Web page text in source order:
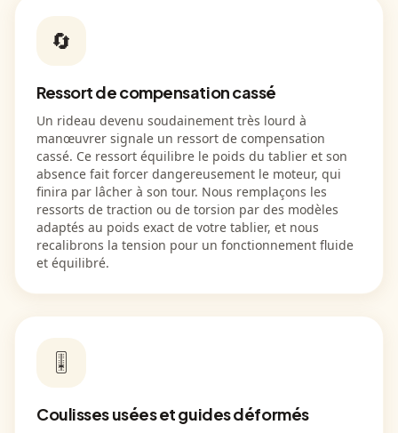
🔄
Ressort de compensation cassé
Un rideau devenu soudainement très lourd à
manœuvrer signale un ressort de compensation
cassé. Ce ressort équilibre le poids du tablier et son
absence fait forcer dangereusement le moteur, qui
finira par lâcher à son tour. Nous remplaçons les
ressorts de traction ou de torsion par des modèles
adaptés au poids exact de votre tablier, et nous
recalibrons la tension pour un fonctionnement fluide
et équilibré.
🎚️
Coulisses usées et guides déformés